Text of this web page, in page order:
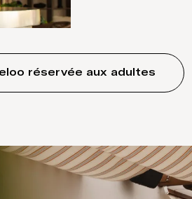
réservée aux adultes